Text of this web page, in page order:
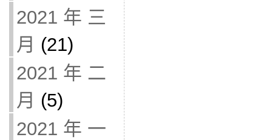
2021 年 三
月 (21)
2021 年 二
月 (5)
2021 年 一